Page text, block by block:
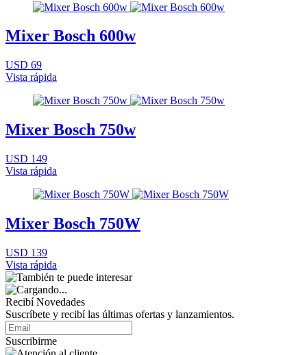
Mixer Bosch 600w
USD 69
Vista rápida
Mixer Bosch 750w
USD 149
Vista rápida
Mixer Bosch 750W
USD 139
Vista rápida
Recibí Novedades
Suscríbete y recibí las últimas ofertas y lanzamientos.
Suscribirme